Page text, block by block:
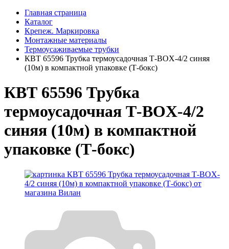
Главная страница
Каталог
Крепеж. Маркировка
Монтажные материалы
Термоусаживаемые трубки
КВТ 65596 Трубка термоусадочная Т-BOX-4/2 синяя
(10м) в компактной упаковке (Т-бокс)
КВТ 65596 Трубка
термоусадочная Т-BOX-4/2
синяя (10м) в компактной
упаковке (Т-бокс)